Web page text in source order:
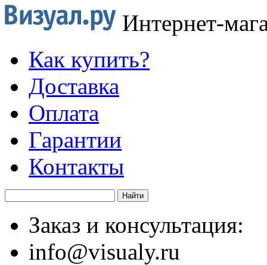
Интернет-
Как купить?
Доставка
Оплата
Гарантии
Контакты
Заказ и консультация:
info@visualy.ru